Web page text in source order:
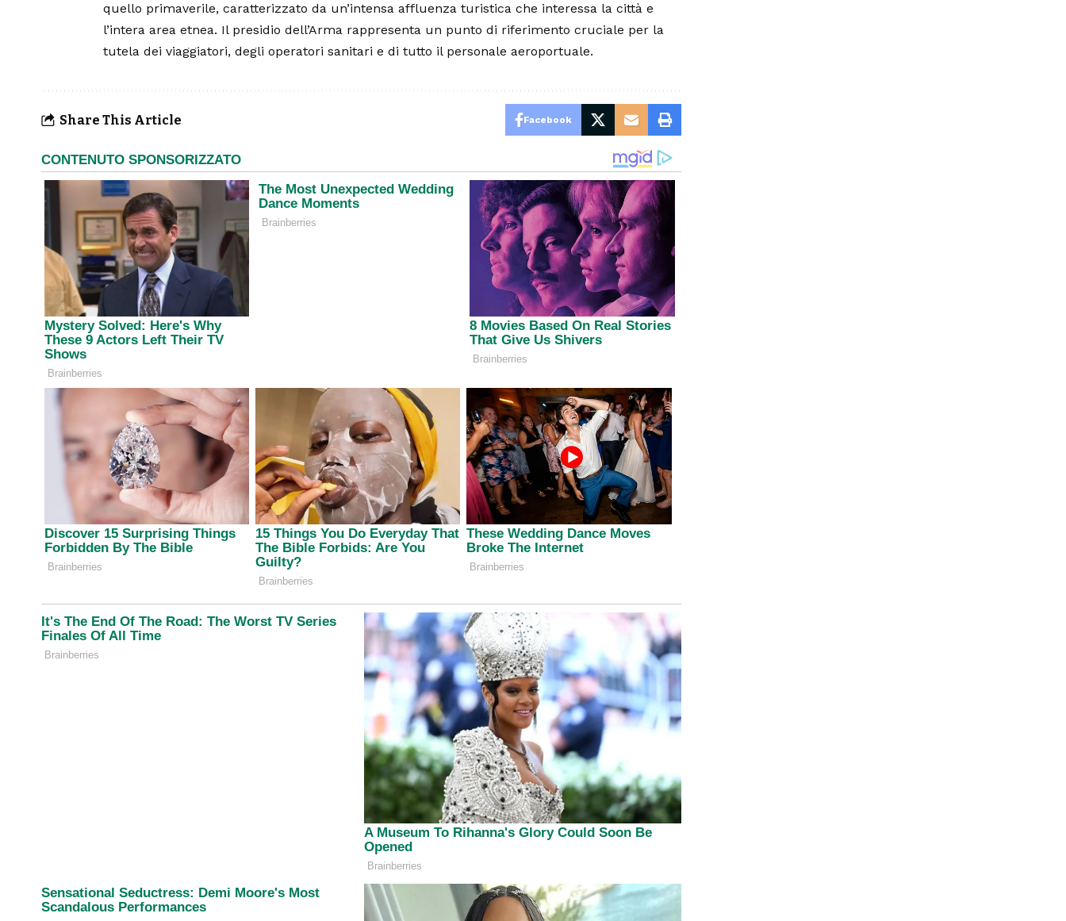
quello primaverile, caratterizzato da un’intensa affluenza turistica che interessa la città e
l’intera area etnea. Il presidio dell’Arma rappresenta un punto di riferimento cruciale per la
tutela dei viaggiatori, degli operatori sanitari e di tutto il personale aeroportuale.
Share This Article Facebook